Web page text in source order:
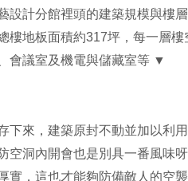
設計分館裡頭的建築規模與樓
樓地板面積約317坪，每一層樓
會議室及機電與儲藏室等 ▼
下來，建築原封不動並加以利
空洞內開會也是別具一番風味
實，這也才能夠防備敵人的空